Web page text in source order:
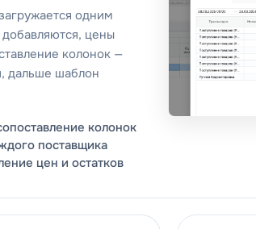
одним
цены
колонок —
дальше шаблон
колонок
поставщика
цен и остатков